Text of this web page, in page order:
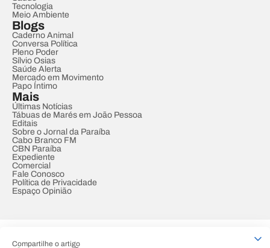
Compartilhe o artigo
Tecnologia
Meio Ambiente
Blogs
Caderno Animal
Conversa Política
Pleno Poder
Sílvio Osias
Saúde Alerta
Mercado em Movimento
Papo Íntimo
Mais
Últimas Notícias
Tábuas de Marés em João Pessoa
Editais
Sobre o Jornal da Paraíba
Cabo Branco FM
CBN Paraíba
Expediente
Comercial
Fale Conosco
Política de Privacidade
Espaço Opinião